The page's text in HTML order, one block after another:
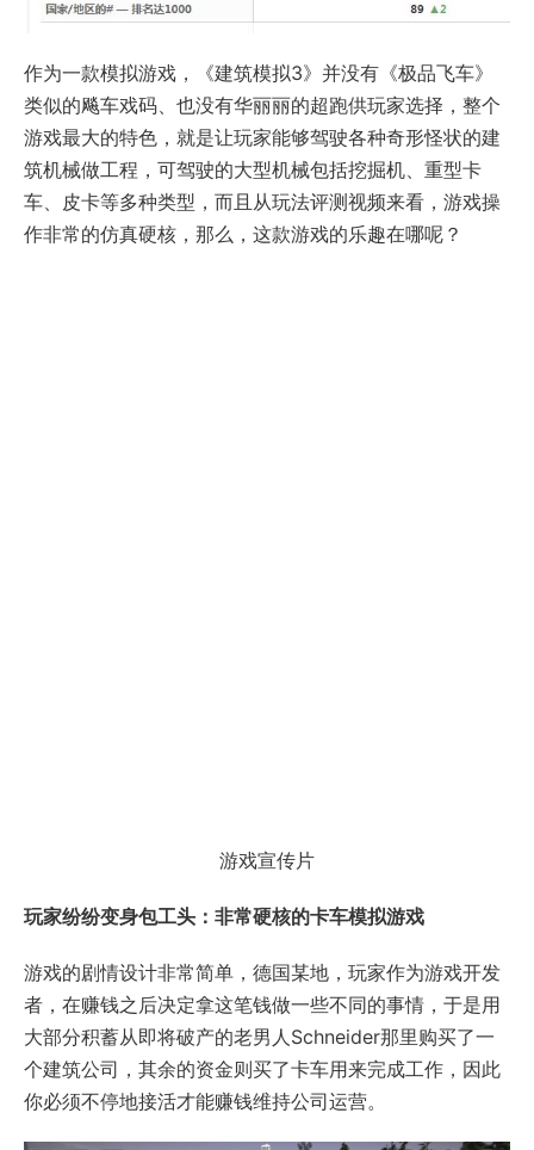
作为一款模拟游戏，《建筑模拟3》并没有《极品飞车》
类似的飚车戏码、也没有华丽丽的超跑供玩家选择，整个
游戏最大的特色，就是让玩家能够驾驶各种奇形怪状的建
筑机械做工程，可驾驶的大型机械包括挖掘机、重型卡
车、皮卡等多种类型，而且从玩法评测视频来看，游戏操
作非常的仿真硬核，那么，这款游戏的乐趣在哪呢？
游戏宣传片
玩家纷纷变身包工头：非常硬核的卡车模拟游戏
游戏的剧情设计非常简单，德国某地，玩家作为游戏开发
者，在赚钱之后决定拿这笔钱做一些不同的事情，于是用
大部分积蓄从即将破产的老男人Schneider那里购买了一
个建筑公司，其余的资金则买了卡车用来完成工作，因此
你必须不停地接活才能赚钱维持公司运营。